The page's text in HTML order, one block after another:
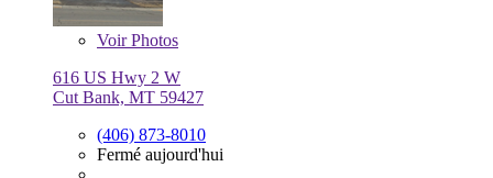
VoirPhotos
616 US Hwy 2 W
Cut Bank, MT 59427
(406) 873-8010
Fermé aujourd'hui